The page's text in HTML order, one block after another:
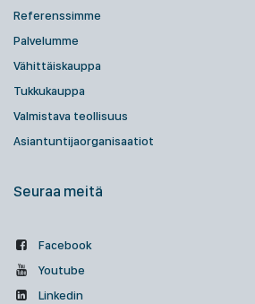
Referenssimme
Palvelumme
Vähittäiskauppa
Tukkukauppa
Valmistava teollisuus
Asiantuntijaorganisaatiot
Seuraa meitä
Facebook
Youtube
Linkedin